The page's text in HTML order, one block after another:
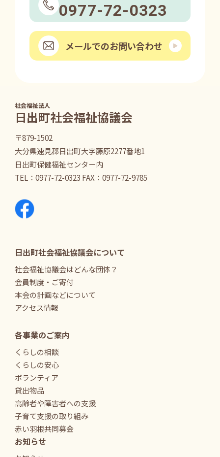
0977-72-0323
メールでのお問い合わせ
社会福祉法人
日出町社会福祉協議会
〒879-1502
大分県速見郡日出町大字藤原2277番地1
日出町保健福祉センター内
TEL： 0977-72-0323 FAX：0977-72-9785
日出町社会福祉協議会について
社会福祉協議会はどんな団体？
会員制度・ご寄付
本会の計画などについて
アクセス情報
各事業のご案内
くらしの相談
くらしの安心
ボランティア
貸出物品
高齢者や障害者への支援
子育て支援の取り組み
赤い羽根共同募金
お知らせ